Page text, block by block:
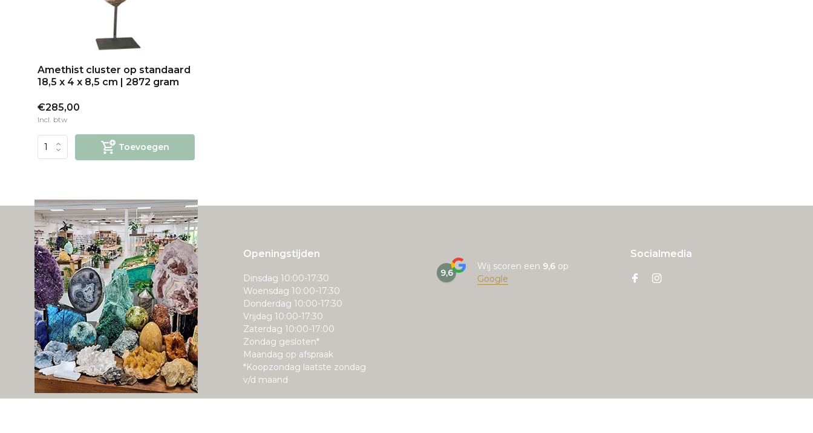
Amethist cluster op standaard
18,5 x 4 x 8,5 cm | 2872 gram
€285,00
Incl. btw
Toevoegen
Openingstijden
Dinsdag 10:00-17:30
Woensdag 10:00-17:30
Donderdag 10:00-17:30
Vrijdag 10:00-17:30
Zaterdag 10:00-17:00
Zondag gesloten*
Maandag op afspraak
*Koopzondag laatste zondag
v/d maand
9,6
Wij scoren een 9,6 op
Google
Socialmedia